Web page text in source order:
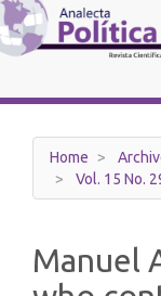
Main
Navigation
Main
Sidebar
Home
Vol. 15 No.
Manuel